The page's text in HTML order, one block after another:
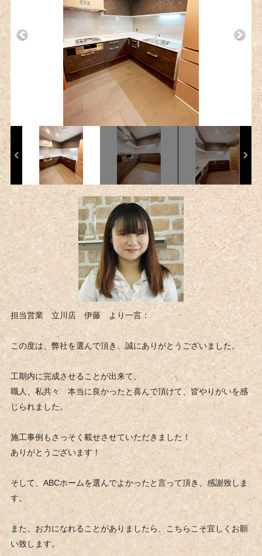
担当営業 立川店 伊藤 より一言：
この度は、弊社を選んで頂き、誠にありがとうございました。
工期内に完成させることが出来て、
職人、私共々 本当に良かったと喜んで頂けて、皆やりがいを感
じられました。
施工事例もさっそく載せさせていただきました！
ありがとうございます！
そして、ABCホームを選んでよかったと言って頂き、感謝致しま
す。
また、お力になれることがありましたら、こちらこそ宜しくお願
い致します。